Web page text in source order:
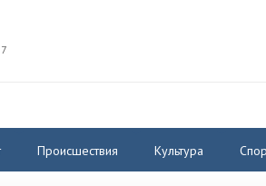
Происшествия Культура